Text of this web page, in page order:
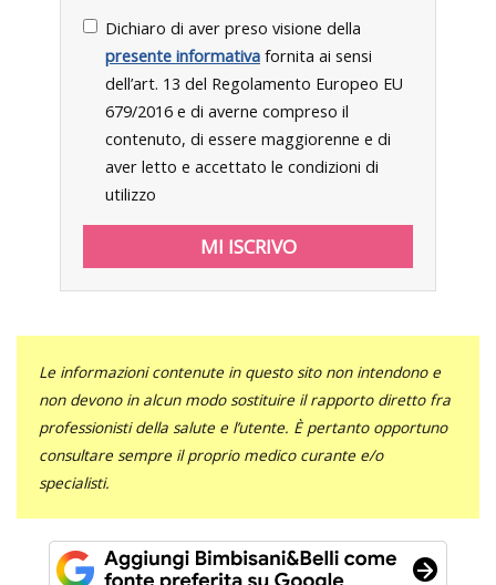
Dichiaro di aver preso visione della
presente informativa fornita ai sensi
dell’art. 13 del Regolamento Europeo EU
679/2016 e di averne compreso il
contenuto, di essere maggiorenne e di
aver letto e accettato le condizioni di
utilizzo
Le informazioni contenute in questo sito non intendono e
non devono in alcun modo sostituire il rapporto diretto fra
professionisti della salute e l’utente. È pertanto opportuno
consultare sempre il proprio medico curante e/o
specialisti.